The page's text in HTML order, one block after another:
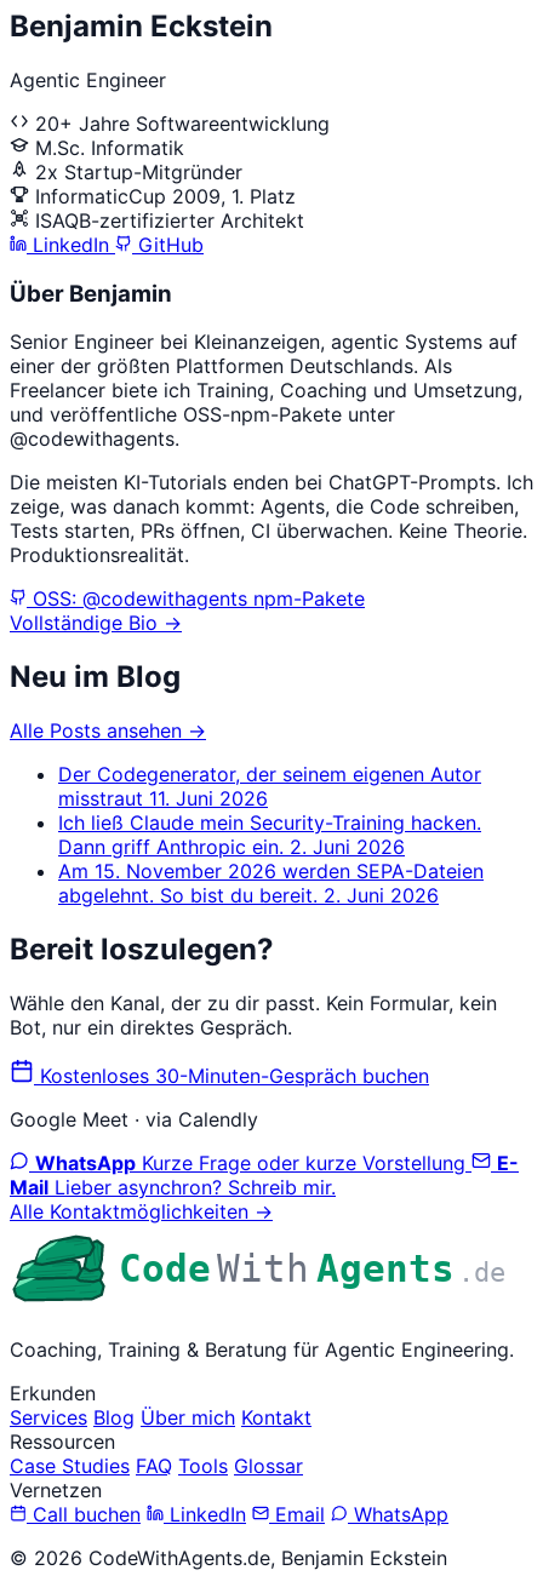
Benjamin Eckstein
Agentic Engineer
20+ Jahre Softwareentwicklung
M.Sc. Informatik
2x Startup-Mitgründer
InformaticCup 2009, 1. Platz
ISAQB-zertifizierter Architekt
LinkedIn
GitHub
Über Benjamin
Senior Engineer bei Kleinanzeigen, agentic Systems auf
einer der größten Plattformen Deutschlands. Als
Freelancer biete ich Training, Coaching und Umsetzung,
und veröffentliche OSS-npm-Pakete unter
@codewithagents.
Die meisten KI-Tutorials enden bei ChatGPT-Prompts. Ich
zeige, was danach kommt: Agents, die Code schreiben,
Tests starten, PRs öffnen, CI überwachen. Keine Theorie.
Produktionsrealität.
OSS: @codewithagents npm-Pakete
Vollständige Bio →
Neu im Blog
Alle Posts ansehen →
Der Codegenerator, der seinem eigenen Autor
misstraut 11. Juni 2026
Ich ließ Claude mein Security-Training hacken.
Dann griff Anthropic ein. 2. Juni 2026
Am 15. November 2026 werden SEPA-Dateien
abgelehnt. So bist du bereit. 2. Juni 2026
Bereit loszulegen?
Wähle den Kanal, der zu dir passt. Kein Formular, kein
Bot, nur ein direktes Gespräch.
Kostenloses 30-Minuten-Gespräch buchen
Google Meet · via Calendly
WhatsApp Kurze Frage oder kurze Vorstellung
E-
Mail Lieber asynchron? Schreib mir.
Alle Kontaktmöglichkeiten →
CodeWith Agents .de
Coaching, Training & Beratung für Agentic Engineering.
Erkunden
Services Blog Über mich Kontakt
Ressourcen
Case Studies FAQ Tools Glossar
Vernetzen
Call buchen
LinkedIn Email
WhatsApp
© 2026 CodeWithAgents.de, Benjamin Eckstein